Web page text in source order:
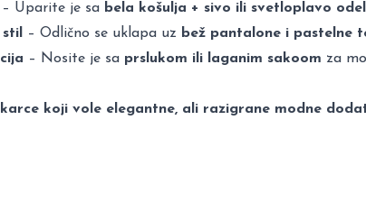
– Uparite je sa bela košulja + sivo ili svetloplavo
stil – Odlično se uklapa uz bež pantalone i pastelne
– Nosite je sa prslukom ili laganim sakoom za
koji vole elegantne, ali razigrane modne